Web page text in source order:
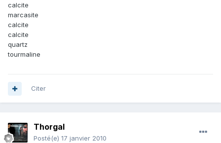
calcite
marcasite
calcite
calcite
quartz
tourmaline
Citer
Thorgal
Posté(e) 17 janvier 2010